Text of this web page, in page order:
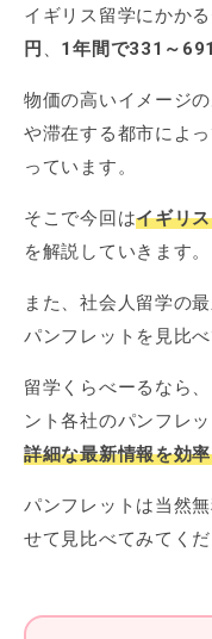
イギリス留学にかかる
円 、 1年間で331～
物価の高いイメージ
や滞在する都市によ
っています。
そこで今回はイギリ
を解説していきます。
また、社会人留学の
パンフレットを見比
留学くらべーるなら
ント各社のパンフレ
詳細な最新情報を効
パンフレットは当然
せて見比べてみてくだ